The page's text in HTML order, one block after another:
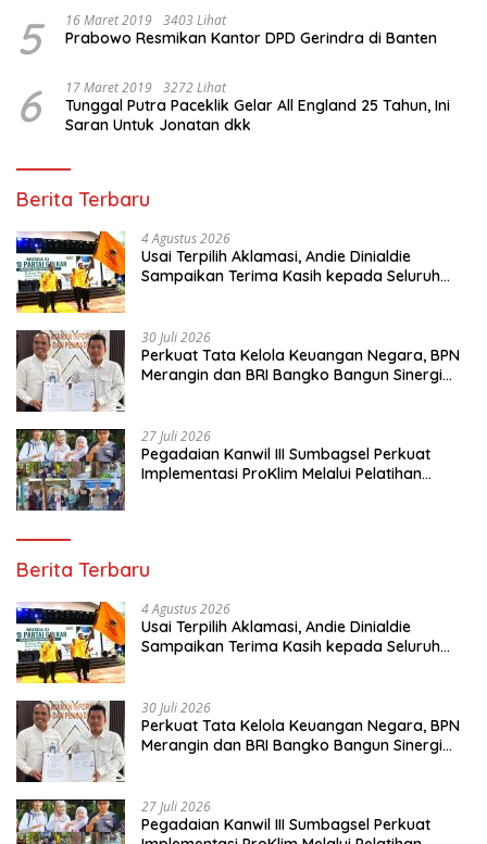
5 16 Maret 2019 3403 Lihat
Prabowo Resmikan Kantor DPD Gerindra di Banten
6 17 Maret 2019 3272 Lihat
Tunggal Putra Paceklik Gelar All England 25 Tahun, Ini
Saran Untuk Jonatan dkk
Berita Terbaru
4 Agustus 2026
Usai Terpilih Aklamasi, Andie Dinialdie
Sampaikan Terima Kasih kepada Seluruh
30 Juli 2026
Perkuat Tata Kelola Keuangan Negara, BPN
Merangin dan BRI Bangko Bangun Sinergi
27 Juli 2026
Pegadaian Kanwil III Sumbagsel Perkuat
Implementasi ProKlim Melalui Pelatihan
Berita Terbaru
4 Agustus 2026
Usai Terpilih Aklamasi, Andie Dinialdie
Sampaikan Terima Kasih kepada Seluruh
30 Juli 2026
Perkuat Tata Kelola Keuangan Negara, BPN
Merangin dan BRI Bangko Bangun Sinergi
27 Juli 2026
Pegadaian Kanwil III Sumbagsel Perkuat